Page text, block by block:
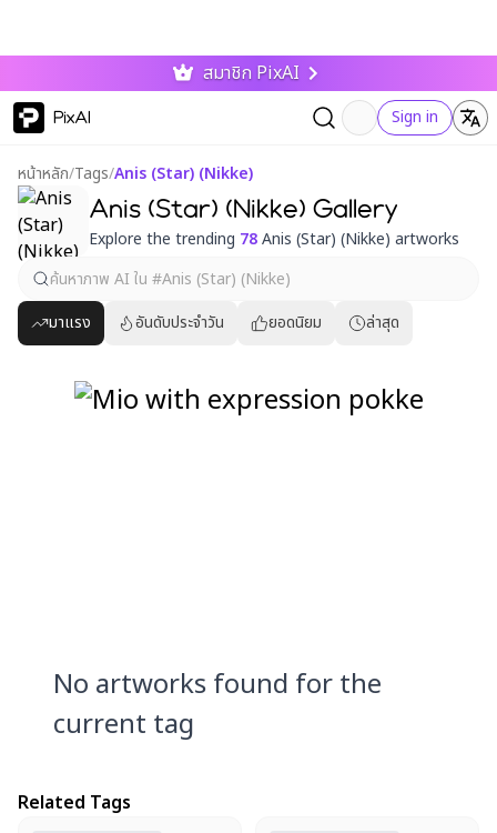
สมาชิก PixAI
PixAI Sign in
หน้าหลัก/Tags/Anis (Star) (Nikke)
Anis (Star) (Nikke) Gallery
Explore the trending 78Anis (Star) (Nikke) artworks
มาแรง อันดับประจำวัน ยอดนิยม ล่าสุด
No artworks found for the
current tag
Related Tags